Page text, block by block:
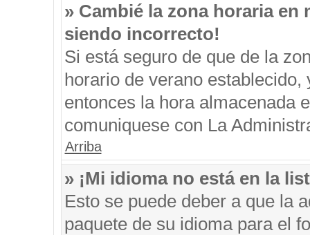
» Cambié la zona horaria
siendo incorrecto!
Si está seguro de que de la
horario de verano
entonces la hora almacenada
comuniquese con La
Arriba
» ¡Mi idioma no está en la
Esto se puede deber a que la
paquete de su idioma para el